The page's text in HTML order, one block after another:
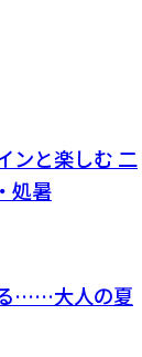
ンと楽しむ 二
処暑
……大人の夏